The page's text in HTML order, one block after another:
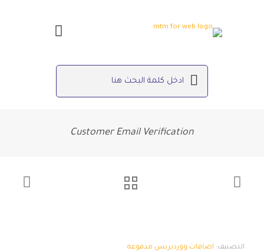
Customer Email Verification
التصنيف: اضافات ووردبريس مدفوعه